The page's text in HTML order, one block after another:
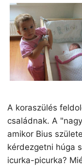
A koraszülés
családnak. A
amikor Bius
kérdezgetni húga
icurka-picurka?